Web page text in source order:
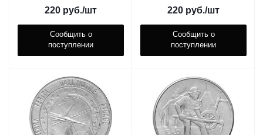
220 руб./шт
Сообщить о
поступлении
220 руб./шт
Сообщить о
поступлении